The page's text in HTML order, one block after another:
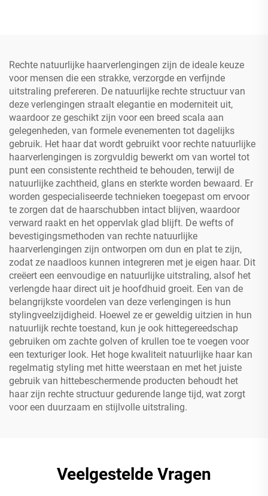
Rechte natuurlijke haarverlengingen zijn de ideale keuze
voor mensen die een strakke, verzorgde en verfijnde
uitstraling prefereren. De natuurlijke rechte structuur van
deze verlengingen straalt elegantie en moderniteit uit,
waardoor ze geschikt zijn voor een breed scala aan
gelegenheden, van formele evenementen tot dagelijks
gebruik. Het haar dat wordt gebruikt voor rechte natuurlijke
haarverlengingen is zorgvuldig bewerkt om van wortel tot
punt een consistente rechtheid te behouden, terwijl de
natuurlijke zachtheid, glans en sterkte worden bewaard. Er
worden gespecialiseerde technieken toegepast om ervoor
te zorgen dat de haarschubben intact blijven, waardoor
verward raakt en het oppervlak glad blijft. De wefts of
bevestigingsmethoden van rechte natuurlijke
haarverlengingen zijn ontworpen om dun en plat te zijn,
zodat ze naadloos kunnen integreren met je eigen haar. Dit
creëert een eenvoudige en natuurlijke uitstraling, alsof het
verlengde haar direct uit je hoofdhuid groeit. Een van de
belangrijkste voordelen van deze verlengingen is hun
stylingveelzijdigheid. Hoewel ze er geweldig uitzien in hun
natuurlijk rechte toestand, kun je ook hittegereedschap
gebruiken om zachte golven of krullen toe te voegen voor
een texturiger look. Het hoge kwaliteit natuurlijke haar kan
regelmatig styling met hitte weerstaan en met het juiste
gebruik van hittebeschermende producten behoudt het
haar zijn rechte structuur gedurende lange tijd, wat zorgt
voor een duurzaam en stijlvolle uitstraling.
Veelgestelde Vragen